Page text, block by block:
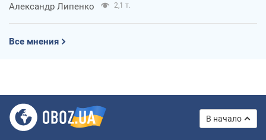
Александр Липенко 2,1 т.
Все мнения
В начало